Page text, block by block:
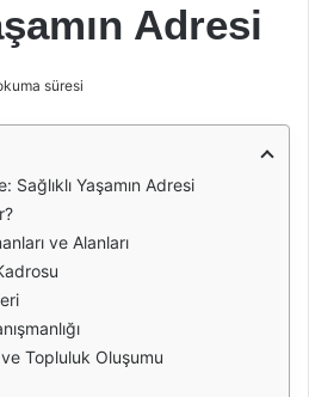
Adresi
süresi
Sağlıklı Yaşamın Adresi
ve Alanları
Topluluk Oluşumu